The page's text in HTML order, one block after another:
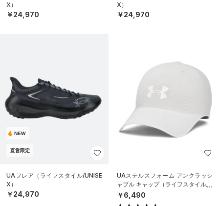
X）
￥24,970
X）
￥24,970
NEW
直営限定
UAフレア（ライフスタイル/UNISE
X）
￥24,970
UAステルスフォーム アンクラッシ
ャブル キャップ（ライフスタイル/U
NISEX）
￥6,490